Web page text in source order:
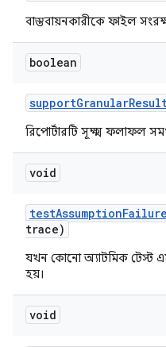
বাস্তবায়নকারীকে ফাইল
boolean
supportGranular
রিপোর্টারটি সূক্ষ্ম ফলাফল
void
testAssumptionFailure
trace)
যখন কোনো অ্যাটমিক টেস্ট
হয়।
void